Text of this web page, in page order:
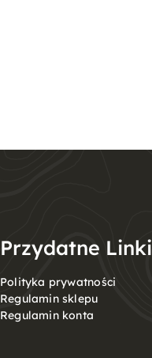
Przydatne Linki
Polityka prywatności
Regulamin sklepu
Regulamin konta